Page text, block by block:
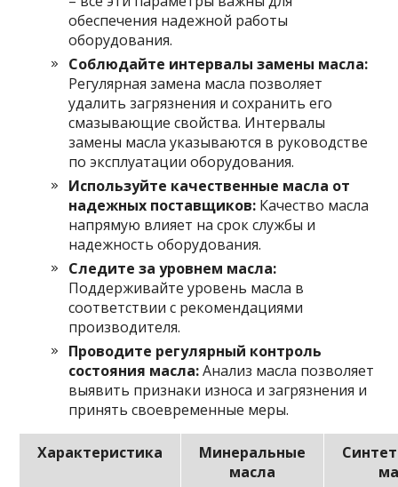
обеспечения надежной работы
оборудования.
Соблюдайте интервалы замены масла:
Регулярная замена масла позволяет
удалить загрязнения и сохранить его
смазывающие свойства. Интервалы
замены масла указываются в руководстве
по эксплуатации оборудования.
Используйте качественные масла от
надежных поставщиков: Качество масла
напрямую влияет на срок службы и
надежность оборудования.
Следите за уровнем масла:
Поддерживайте уровень масла в
соответствии с рекомендациями
производителя.
Проводите регулярный контроль
состояния масла:Анализ масла позволяет
выявить признаки износа и загрязнения и
принять своевременные меры.
Характеристика
Минеральные
масла